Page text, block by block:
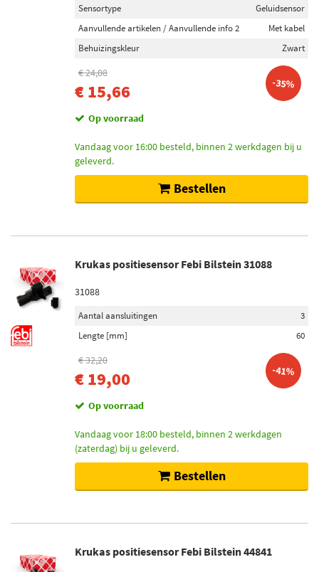
Sensortype
Geluidsensor
Aanvullende artikelen / Aanvullende info 2
Met kabel
Behuizingskleur
Zwart
€ 24,08
€ 15,66 -35%
Op voorraad
Vandaag voor 16:00 besteld, binnen 2 werkdagen bij u
geleverd.
Bestellen
Krukas positiesensor Febi Bilstein 31088
31088
Aantal aansluitingen
3
Lengte [mm]
60
€ 32,20
€ 19,00 -41%
Op voorraad
Vandaag voor 18:00 besteld, binnen 2 werkdagen
(zaterdag) bij u geleverd.
Bestellen
Krukas positiesensor Febi Bilstein 44841